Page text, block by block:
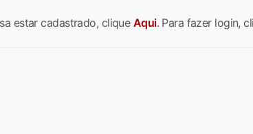
estar cadastrado, cliqueAqui. Para fazer login,